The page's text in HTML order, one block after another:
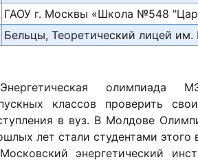
ГАОУ г. Москвы «Школа №548
Бельцы, Теоретический лицей
Энергетическая
классов проверить
в вуз. В Молдове
лет стали студентами этого
Московский энергетический